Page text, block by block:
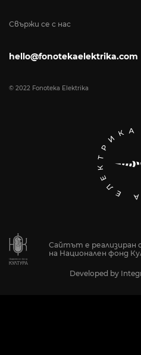
Свържи се с нас
hello@fonotekaelektrika.com
© 2022 Fonoteka Elektrika
Сайтът е реализиран
на Национален фонд
Developed by